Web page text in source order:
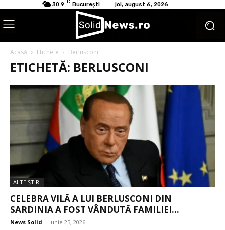
30.9 C București joi, august 6, 2026
Acasă Etichete Berlusconi
ETICHETĂ: BERLUSCONI
ALTE ŞTIRI
CELEBRA VILĂ A LUI BERLUSCONI DIN
SARDINIA A FOST VÂNDUTĂ FAMILIEI...
News Solid - iunie 25, 2026